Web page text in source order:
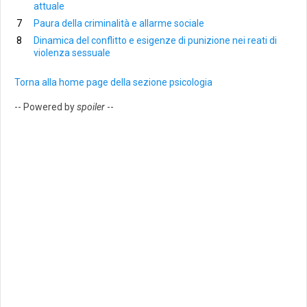
attuale
Paura della criminalità e allarme sociale
Dinamica del conflitto e esigenze di punizione nei reati di
violenza sessuale
Torna alla home page della sezione psicologia
-- Powered byspoiler --